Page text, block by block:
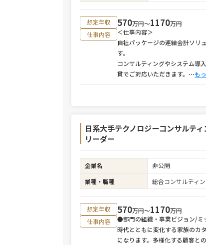
想定年収 570万円〜1170万円
仕事内容
＜仕事内容＞
自社パッケージの連結会計ソリ
す。
コンサルティングやシステム導
貫でご対応いただきます。 ⋯も
日系大手テクノロジーコンサルテ
リーダー
企業名 非公開
業種・職種
総合コンサルティ
想定年収 570万円〜1170万円
仕事内容
●部門の組織・事業ビジョン/ミ
時代とともに変化する家族のカ
になります。多様化する顧客と